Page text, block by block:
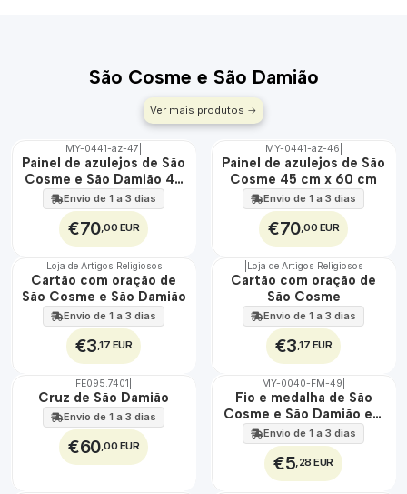
São Cosme e São Damião
Ver mais produtos
🇵🇹
100%
EXT.
MY-0441-az-47
Painel de azulejos de São
Cosme e São Damião 45
cm x 60 cm
Envio de 1 a 3 dias
€70,00 EUR
🇵🇹
100%
EXT.
MY-0441-az-46
Painel de azulejos de São
Cosme 45 cm x 60 cm
Envio de 1 a 3 dias
€70,00 EUR
🇵🇹
100%
Loja de Artigos Religiosos
Cartão com oração de
São Cosme e São Damião
Envio de 1 a 3 dias
€3,17 EUR
🇵🇹
Loja de Artigos Religiosos
Cartão com oração de
São Cosme
Envio de 1 a 3 dias
€3,17 EUR
FE095.7401
Cruz de São Damião
Envio de 1 a 3 dias
€60,00 EUR
🇵🇹
100%
ÁGUA
MY-0040-FM-49
Fio e medalha de São
Cosme e São Damião em
aço inoxidável
Envio de 1 a 3 dias
€5,28 EUR